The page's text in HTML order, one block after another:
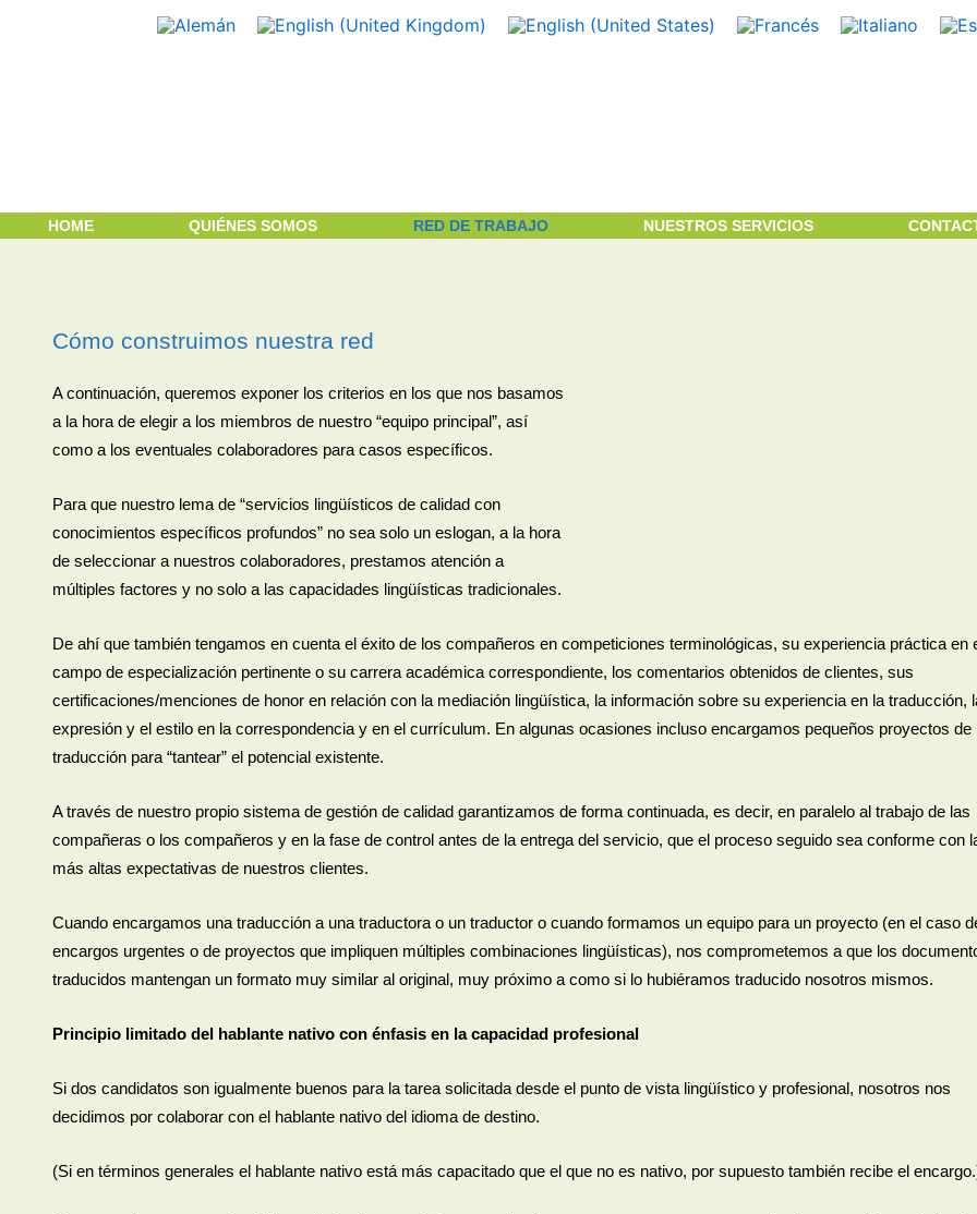
HOME QUIÉNES SOMOS RED DE TRABAJO NUESTROS SERVICIOS
Cómo construimos nuestra red
A continuación, queremos exponer los criterios en los que nos basamos
a la hora de elegir a los miembros de nuestro “equipo principal”, así
como a los eventuales colaboradores para casos específicos.
Para que nuestro lema de “servicios lingüísticos de calidad con
conocimientos específicos profundos” no sea solo un eslogan, a la hora
de seleccionar a nuestros colaboradores, prestamos atención a
múltiples factores y no solo a las capacidades lingüísticas tradicionales.
De ahí que también tengamos en cuenta el éxito de los compañeros en competiciones terminológicas, su experiencia práctica en
campo de especialización pertinente o su carrera académica correspondiente, los comentarios obtenidos de clientes, sus
certificaciones/menciones de honor en relación con la mediación lingüística, la información sobre su experiencia en la traducción,
expresión y el estilo en la correspondencia y en el currículum. En algunas ocasiones incluso encargamos pequeños proyectos de
traducción para “tantear” el potencial existente.
A través de nuestro propio sistema de gestión de calidad garantizamos de forma continuada, es decir, en paralelo al trabajo de las
compañeras o los compañeros y en la fase de control antes de la entrega del servicio, que el proceso seguido sea conforme con
más altas expectativas de nuestros clientes.
Cuando encargamos una traducción a una traductora o un traductor o cuando formamos un equipo para un proyecto (en el caso
encargos urgentes o de proyectos que impliquen múltiples combinaciones lingüísticas), nos comprometemos a que los
traducidos mantengan un formato muy similar al original, muy próximo a como si lo hubiéramos traducido nosotros mismos.
Principio limitado del hablante nativo con énfasis en la capacidad profesional
Si dos candidatos son igualmente buenos para la tarea solicitada desde el punto de vista lingüístico y profesional, nosotros nos
decidimos por colaborar con el hablante nativo del idioma de destino.
(Si en términos generales el hablante nativo está más capacitado que el que no es nativo, por supuesto también recibe el